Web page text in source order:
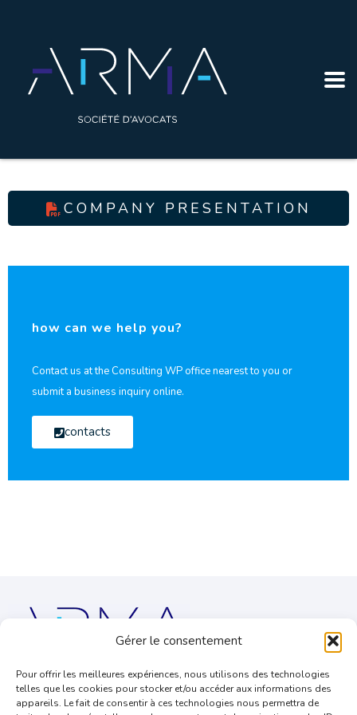
Gérer le consentement
Pour offrir les meilleures expériences, nous utilisons des technologies
telles que les cookies pour stocker et/ou accéder aux informations des
appareils. Le fait de consentir à ces technologies nous permettra de
COMPANY PRESENTATION
how can we help you?
Contact us at the Consulting WP office nearest to you or
submit a business inquiry online.
contacts
Des avocats dédiés à la défense des professions à fortes
contraintes réglementaires.